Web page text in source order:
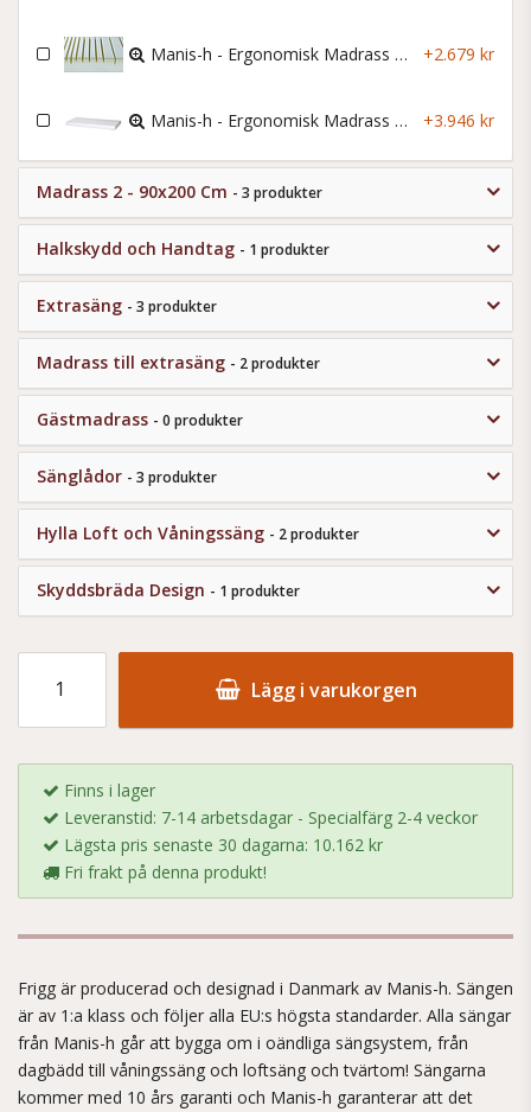
Manis-h - Ergonomisk Madrass - 90x200x12 Cm +2.679 kr
Manis-h - Ergonomisk Madrass Lyx - 90x200x12 Cm +3.946 kr
Madrass 2 - 90x200 Cm - 3 produkter
Halkskydd och Handtag - 1 produkter
Extrasäng - 3 produkter
Madrass till extrasäng - 2 produkter
Gästmadrass - 0 produkter
Sänglådor - 3 produkter
Hylla Loft och Våningssäng - 2 produkter
Skyddsbräda Design - 1 produkter
Lägg i varukorgen
Finns i lager
Leveranstid: 7-14 arbetsdagar - Specialfärg 2-4 veckor
Lägsta pris senaste 30 dagarna: 10.162 kr
Fri frakt på denna produkt!
Frigg är producerad och designad i Danmark av Manis-h. Sängen
är av 1:a klass och följer alla EU:s högsta standarder. Alla sängar
från Manis-h går att bygga om i oändliga sängsystem, från
dagbädd till våningssäng och loftsäng och tvärtom! Sängarna
kommer med 10 års garanti och Manis-h garanterar att det